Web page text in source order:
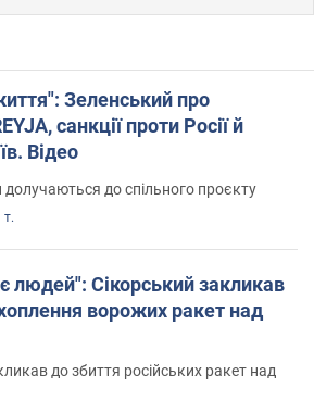
Зеленський про
санкції проти Росії й
Відео
долучаються до спільного проєкту
т.
людей": Сікорський закликав
ворожих ракет над
до збиття російських ракет над